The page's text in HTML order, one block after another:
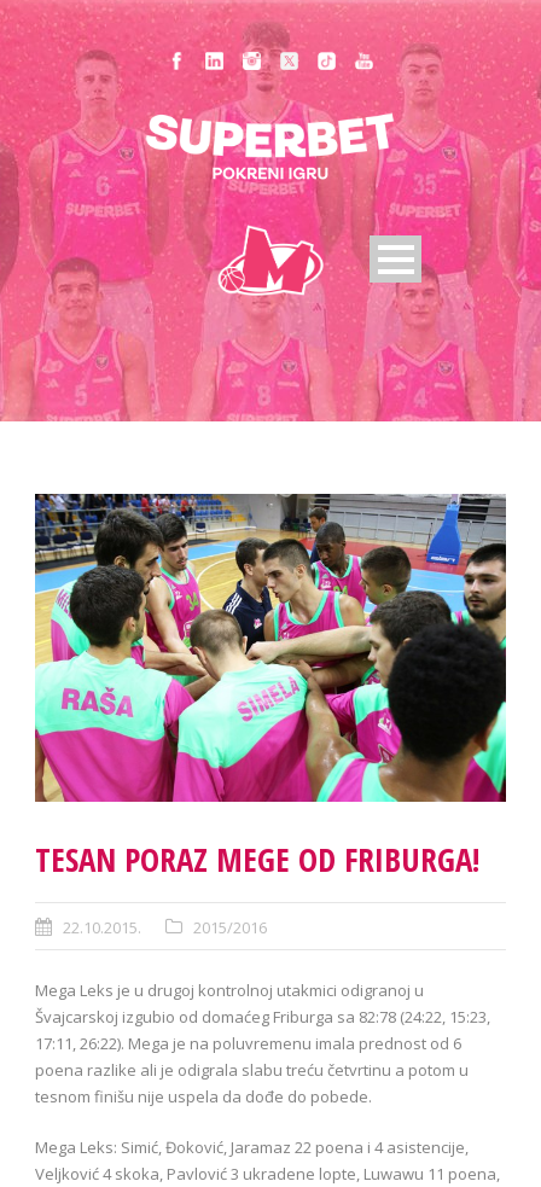
TESAN PORAZ MEGE OD FRIBURGA!
22.10.2015. 2015/2016
Mega Leks je u drugoj kontrolnoj utakmici odigranoj u
Švajcarskoj izgubio od domaćeg Friburga sa 82:78 (24:22, 15:23,
17:11, 26:22). Mega je na poluvremenu imala prednost od 6
poena razlike ali je odigrala slabu treću četvrtinu a potom u
tesnom finišu nije uspela da dođe do pobede.
Mega Leks: Simić, Đoković, Jaramaz 22 poena i 4 asistencije,
Veljković 4 skoka, Pavlović 3 ukradene lopte, Luwawu 11 poena,